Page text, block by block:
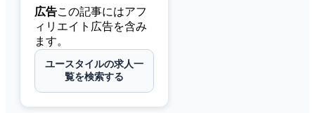
広告この記事にはアフ
ィリエイト広告を含み
ます。
ユースタイルの求人一
覧を検索する